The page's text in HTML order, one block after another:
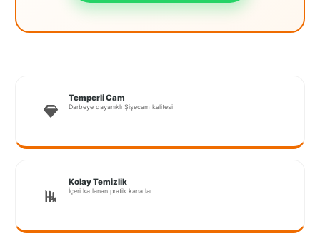
Temperli Cam
Darbeye dayanıklı Şişecam kalitesi
Kolay Temizlik
İçeri katlanan pratik kanatlar
Avrupa
İzmir
Kocaeli
Manisa
Muğla